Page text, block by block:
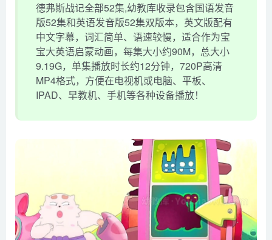
德弗斯战记全部52集,幼教库收录包含国语发音
版52集和英语发音版52集双版本，英文版配有
中文字幕，词汇简单、语速较慢，适合作为宝
宝大英语启蒙动画，每集大小约90M，总大小
9.19G，单集播放时长约12分钟，720P高清
MP4格式，方便在电视机或电脑、平板、
IPAD、早教机、手机等各种设备播放！